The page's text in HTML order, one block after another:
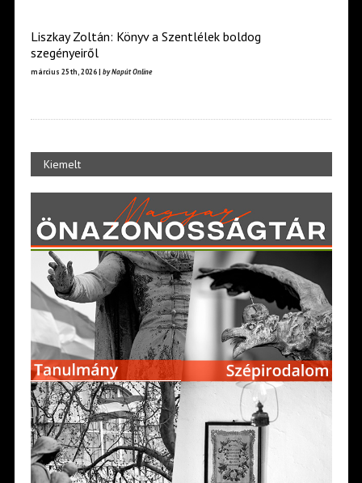
Liszkay Zoltán: Könyv a Szentlélek boldog
szegényeiről
március 25th, 2026 | by Napút Online
Kiemelt